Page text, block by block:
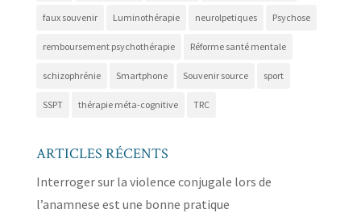
faux souvenir Luminothérapie neurolpetiques Psychose
remboursement psychothérapie Réforme santé mentale
schizophrénie Smartphone Souvenir source sport
SSPT thérapie méta-cognitive TRC
ARTICLES RÉCENTS
Interroger sur la violence conjugale lors de
l’anamnese est une bonne pratique